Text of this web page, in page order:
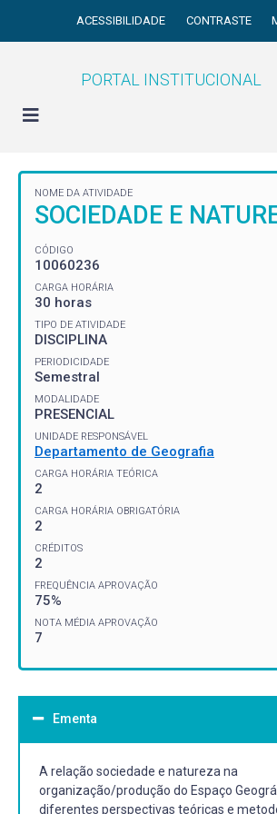
ACESSIBILIDADE CONTRASTE
PORTAL INSTITUCIONAL
NOME DA ATIVIDADE
SOCIEDADE E
CÓDIGO
10060236
CARGA HORÁRIA
30 horas
TIPO DE ATIVIDADE
DISCIPLINA
PERIODICIDADE
Semestral
MODALIDADE
PRESENCIAL
UNIDADE RESPONSÁVEL
Departamento de Geografia
CARGA HORÁRIA TEÓRICA
2
CARGA HORÁRIA OBRIGATÓRIA
2
CRÉDITOS
2
FREQUÊNCIA APROVAÇÃO
75%
NOTA MÉDIA APROVAÇÃO
7
Ementa
A relação sociedade e natureza na
organização/produção do Espaço
diferentes perspectivas teóricas e